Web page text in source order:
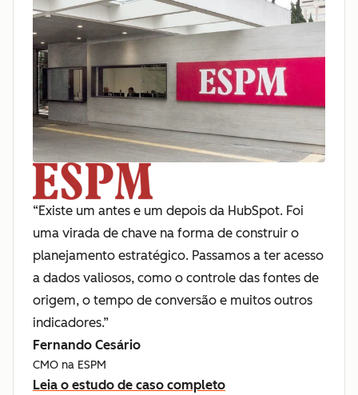
“Existe um antes e um depois da HubSpot. Foi
uma virada de chave na forma de construir o
planejamento estratégico. Passamos a ter acesso
a dados valiosos, como o controle das fontes de
origem, o tempo de conversão e muitos outros
indicadores.”
Fernando Cesário
CMO na ESPM
Leia o estudo de caso completo